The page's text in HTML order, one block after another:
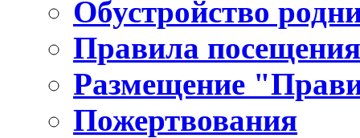
Обустройство
Правила
Размещение
Пожертвования